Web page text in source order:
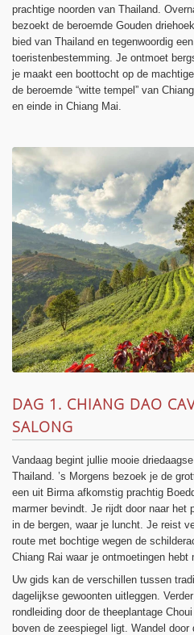
prachtige noorden van Thailand.
bezoekt de beroemde Gouden
bied van Thailand en tegenwoordig
toeristenbestemming. Je ontmoet
je maakt een boottocht op de
de beroemde “witte tempel” van
en einde in Chiang Mai.
DAG 1. CHIANG DAO
SALONG
Vandaag begint jullie mooie
Thailand. ’s Morgens bezoek je de
een uit Birma afkomstig prachtig
marmer bevindt. Je rijdt door naar het
in de bergen, waar je luncht. Je reist
route met bochtige wegen de
Chiang Rai waar je ontmoetingen hebt
Uw gids kan de verschillen tussen
dagelijkse gewoonten uitleggen.
rondleiding door de theeplantage
boven de zeespiegel ligt. Wandel